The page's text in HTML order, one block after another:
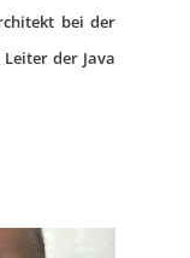
bei der
der Java